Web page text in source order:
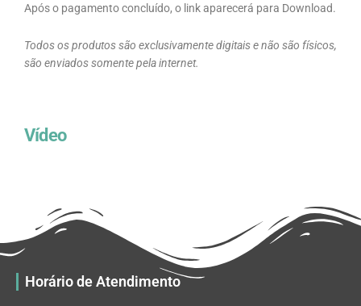
Após o pagamento concluído, o link aparecerá para Download.
Todos os produtos são exclusivamente digitais e não são físicos,
são enviados somente pela internet.
Vídeo
Horário de Atendimento